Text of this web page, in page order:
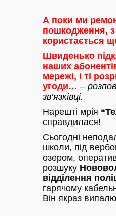
А поки ми
пошкодження, з
користається
Швиденько
наших
мережі, і ті
угоди… –
зв’язківці.
Нарешті мрія
справдилася!
Сьогодні
школи, під
озером,
розшуку
відділення
гарячому
Він якраз